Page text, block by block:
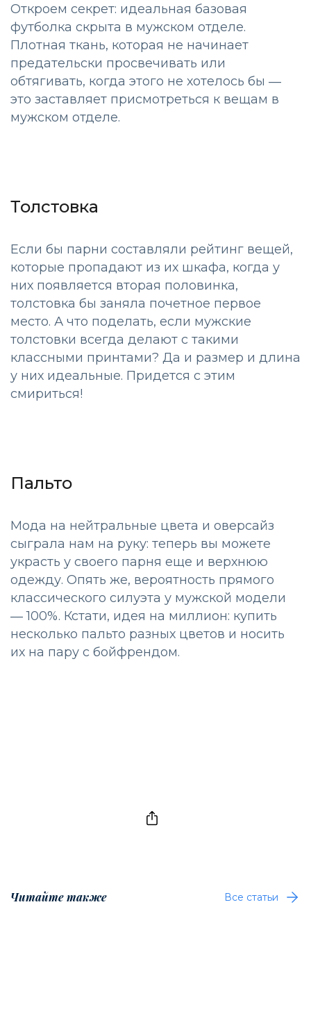
Откроем секрет: идеальная базовая
футболка скрыта в мужском отделе.
Плотная ткань, которая не начинает
предательски просвечивать или
обтягивать, когда этого не хотелось бы ―
это заставляет присмотреться к вещам в
мужском отделе.
Толстовка
Если бы парни составляли рейтинг вещей,
которые пропадают из их шкафа, когда у
них появляется вторая половинка,
толстовка бы заняла почетное первое
место. А что поделать, если мужские
толстовки всегда делают с такими
классными принтами? Да и размер и длина
у них идеальные. Придется с этим
смириться!
Пальто
Мода на нейтральные цвета и оверсайз
сыграла нам на руку: теперь вы можете
украсть у своего парня еще и верхнюю
одежду. Опять же, вероятность прямого
классического силуэта у мужской модели
― 100%. Кстати, идея на миллион: купить
несколько пальто разных цветов и носить
их на пару с бойфрендом.
Читайте также Все статьи